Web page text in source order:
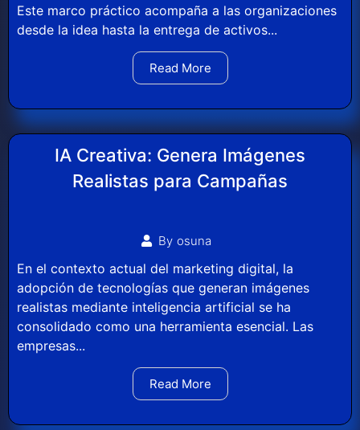
Este marco práctico acompaña a las organizaciones
desde la idea hasta la entrega de activos...
Read More
IA Creativa: Genera Imágenes
Realistas para Campañas
By osuna
En el contexto actual del marketing digital, la
adopción de tecnologías que generan imágenes
realistas mediante inteligencia artificial se ha
consolidado como una herramienta esencial. Las
empresas...
Read More